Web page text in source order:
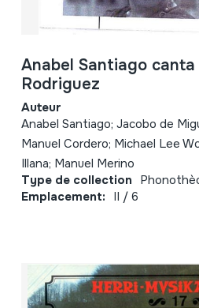
Anabel Santiago
Rodriguez
Auteur
Anabel Santiago; Jacobo de
Manuel Cordero; Michael Lee
Illana; Manuel Merino
Type de collection
Emplacement: II / 6